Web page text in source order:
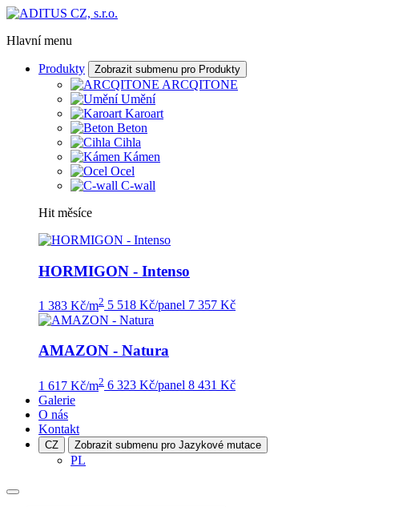
Hlavní menu
Produkty Zobrazit submenu pro Produkty
ARCQITONE
Umění
Karoart
Beton
Cihla
Kámen
Ocel
C-wall
Hit měsíce
HORMIGON - Intenso
1 383 Kč/m2 5 518 Kč/panel 7 357 Kč
AMAZON - Natura
1 617 Kč/m2 6 323 Kč/panel 8 431 Kč
Galerie
O nás
Kontakt
CZ Zobrazit submenu pro Jazykové mutace
PL